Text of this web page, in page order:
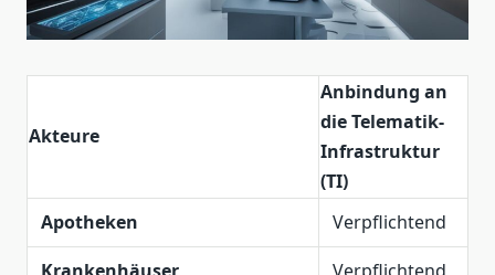
Akteure
Anbindung an
die Telematik-
Infrastruktur
(TI)
Apotheken
Verpflichtend